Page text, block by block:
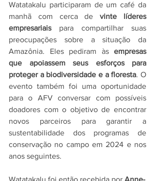
Watatakalu participaram de um café da
manhã com cerca de vinte líderes
empresariais para compartilhar suas
preocupações sobre a situação da
Amazônia. Eles pediram às empresas
que apoiassem seus esforços para
proteger a biodiversidade e a floresta. O
evento também foi uma oportunidade
para o AFV conversar com possíveis
doadores com o objetivo de encontrar
novos parceiros para garantir a
sustentabilidade dos programas de
conservação no campo em 2024 e nos
anos seguintes.